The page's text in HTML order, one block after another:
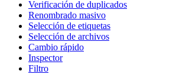
Verificación de duplicados
Renombrado masivo
Selección de etiquetas
Selección de archivos
Cambio rápido
Inspector
Filtro